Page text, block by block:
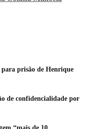
para prisão de Henrique
de confidencialidade por